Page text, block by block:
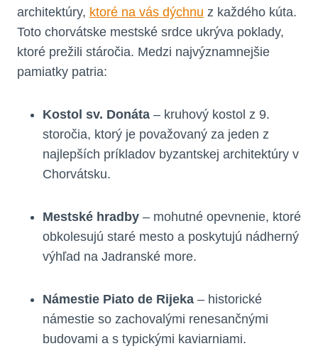
architektúry, ktoré na vás dýchnu z každého kúta.
Toto chorvátske mestské srdce ukrýva poklady,
ktoré prežili stáročia. Medzi najvýznamnejšie
pamiatky patria:
Kostol sv. Donáta – kruhový kostol z 9.
storočia, ktorý je považovaný za jeden z
najlepších príkladov byzantskej architektúry v
Chorvátsku.
Mestské hradby – mohutné opevnenie, ktoré
obkolesujú staré mesto a poskytujú nádherný
výhľad na Jadranské more.
Námestie Piato de Rijeka – historické
námestie so zachovalými renesančnými
budovami a s typickými kaviarniami.